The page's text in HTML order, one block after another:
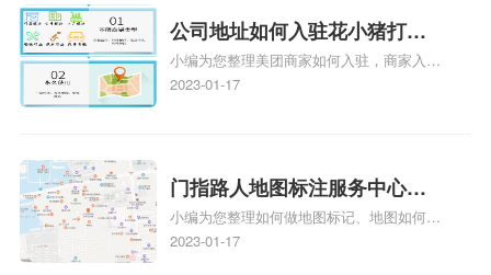
情可查看下方正文！
公司地址如何入驻花小猪打车
地图标记？指路人地图标注服
务中心铺如何入驻花小猪打车
小编为您整理美团商家如何入驻，商家入驻
教程、商家如何入驻地图、如何入驻地:、
2023-01-17
门指路人地图标注服务中心如
何做花小猪打车地图位置标
记？门指路人地图标注服务中
小编为您整理如何做地图标记、地图如何做
标记、so搜街景中如何做标记、360e启花贷
2023-01-17